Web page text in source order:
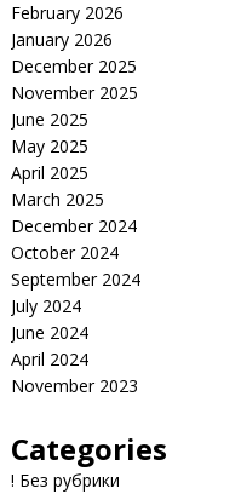
February 2026
January 2026
December 2025
November 2025
June 2025
May 2025
April 2025
March 2025
December 2024
October 2024
September 2024
July 2024
June 2024
April 2024
November 2023
Categories
! Без рубрики